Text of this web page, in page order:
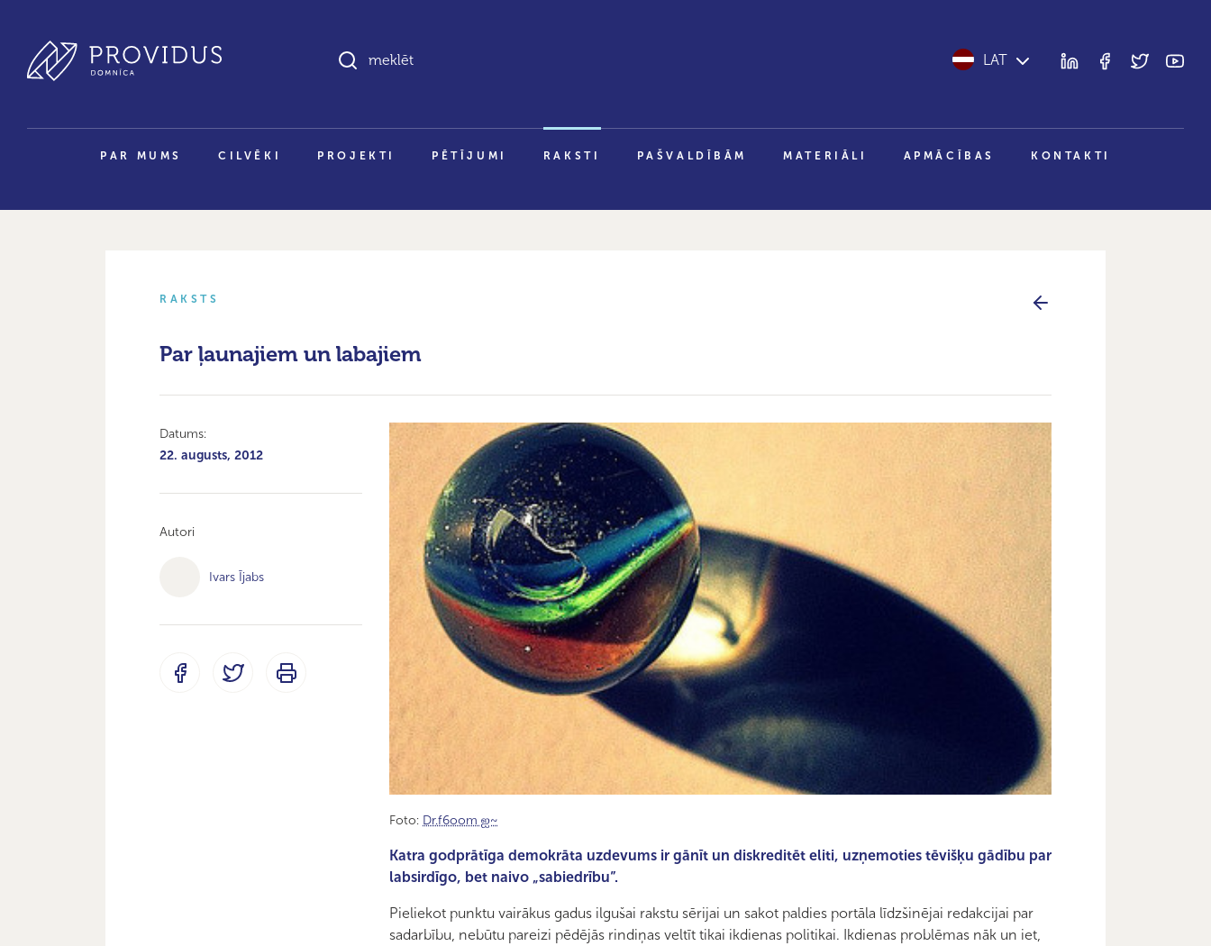
LAT
PAR MUMS CILVĒKI PROJEKTI PĒTĪJUMI RAKSTI PAŠVALDĪBĀM MATERIĀLI APMĀCĪBAS KONTAKTI
RAKSTS
Par ļaunajiem un labajiem
Datums:
22. augusts, 2012
Autori
Ivars Ījabs
Foto: Dr.f6oom ஐ~
Katra godprātīga demokrāta uzdevums ir gānīt un diskreditēt eliti, uzņemoties tēvišķu gādību par
labsirdīgo, bet naivo „sabiedrību”.
Pieliekot punktu vairākus gadus ilgušai rakstu sērijai un sakot paldies portāla līdzšinējai redakcijai par
sadarbību, nebūtu pareizi pēdējās rindiņas veltīt tikai ikdienas politikai. Ikdienas problēmas nāk un iet,